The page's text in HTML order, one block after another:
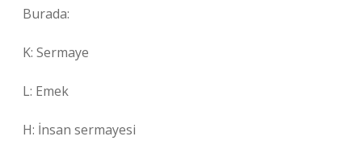
Burada:
K: Sermaye
L: Emek
H: İnsan sermayesi